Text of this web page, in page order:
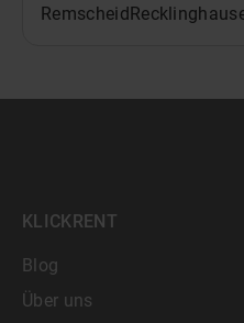
Remscheid
KLICKRENT
Blog
Über uns